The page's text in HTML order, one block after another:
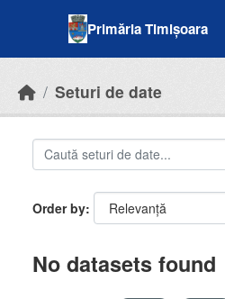
Primăria Timișoara
Seturi de date
Order by
No datasets found